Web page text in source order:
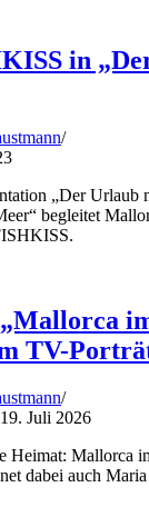
in
„Der Urlaub
begleitet
TV-
19. Juli 2026
Heimat: Mallorca
dabei auch